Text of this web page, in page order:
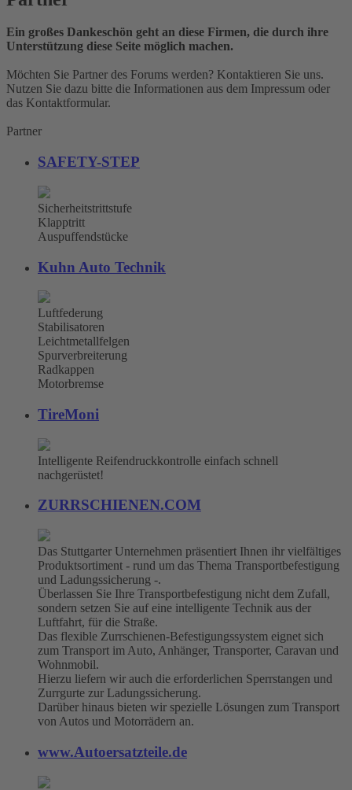
Ein großes Dankeschön geht an diese Firmen, die durch ihre
Unterstützung diese Seite möglich machen.
Möchten Sie Partner des Forums werden? Kontaktieren Sie uns.
Nutzen Sie dazu bitte die Informationen aus dem Impressum oder
das Kontaktformular.
Partner
SAFETY-STEP
Sicherheitstrittstufe
Klapptritt
Auspuffendstücke
Kuhn Auto Technik
Luftfederung
Stabilisatoren
Leichtmetallfelgen
Spurverbreiterung
Radkappen
Motorbremse
TireMoni
Intelligente Reifendruckkontrolle einfach schnell
nachgerüstet!
ZURRSCHIENEN.COM
Das Stuttgarter Unternehmen präsentiert Ihnen ihr vielfältiges
Produktsortiment - rund um das Thema Transportbefestigung
und Ladungssicherung -.
Überlassen Sie Ihre Transportbefestigung nicht dem Zufall,
sondern setzen Sie auf eine intelligente Technik aus der
Luftfahrt, für die Straße.
Das flexible Zurrschienen-Befestigungssystem eignet sich
zum Transport im Auto, Anhänger, Transporter, Caravan und
Wohnmobil.
Hierzu liefern wir auch die erforderlichen Sperrstangen und
Zurrgurte zur Ladungssicherung.
Darüber hinaus bieten wir spezielle Lösungen zum Transport
von Autos und Motorrädern an.
www.Autoersatzteile.de